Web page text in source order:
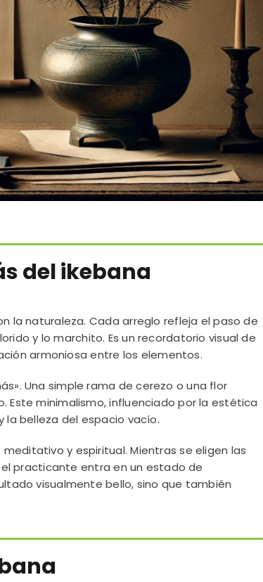
del ikebana
la naturaleza. Cada arreglo refleja el paso de
y lo marchito. Es un recordatorio visual de
armoniosa entre los elementos.
Una simple rama de cerezo o una flor
Este minimalismo, influenciado por la estética
la belleza del espacio vacío.
y espiritual. Mientras se eligen las
practicante entra en un estado de
visualmente bello, sino que también